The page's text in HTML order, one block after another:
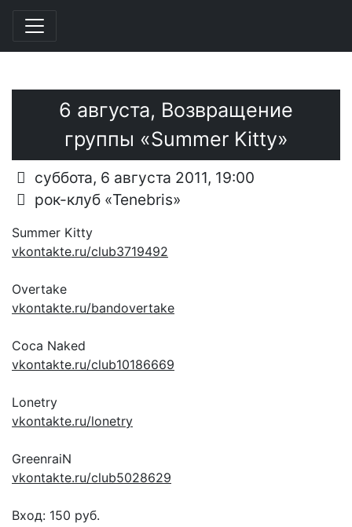
6 августа, Возвращение
группы «Summer Kitty»
суббота, 6 августа 2011, 19:00
рок-клуб «Tenebris»
Summer Kitty
vkontakte.ru/club3719492
Оvertake
vkontakte.ru/bandovertake
Coca Naked
vkontakte.ru/club10186669
Lonetry
vkontakte.ru/lonetry
GreenraiN
vkontakte.ru/club5028629
Вход: 150 руб.